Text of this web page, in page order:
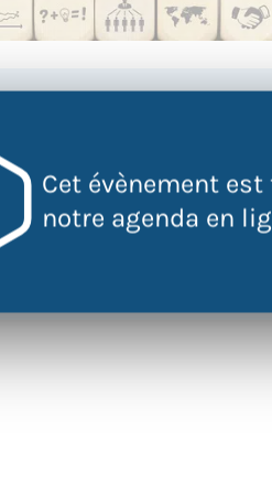
Cet évènement
notre agenda en
pour
l'évènement
directement